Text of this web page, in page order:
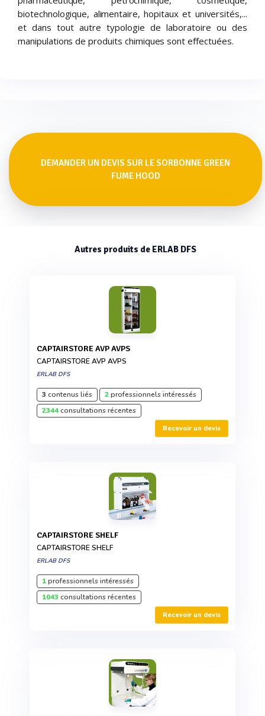
biotechnologique, alimentaire, hopitaux et universités,...
et dans tout autre typologie de laboratoire ou des
manipulations de produits chimiques sont effectuées.
DEMANDER UN DEVIS SUR LE SORBONNE GREEN
FUME HOOD
Autres produits de ERLAB DFS
CAPTAIRSTORE AVP AVPS
CAPTAIRSTORE AVP AVPS
ERLAB DFS
3 contenus liés 2professionnels intéressés
2344consultations récentes
Recevoir un devis
CAPTAIRSTORE SHELF
CAPTAIRSTORE SHELF
ERLAB DFS
1professionnels intéressés
1043 consultations récentes
Recevoir un devis